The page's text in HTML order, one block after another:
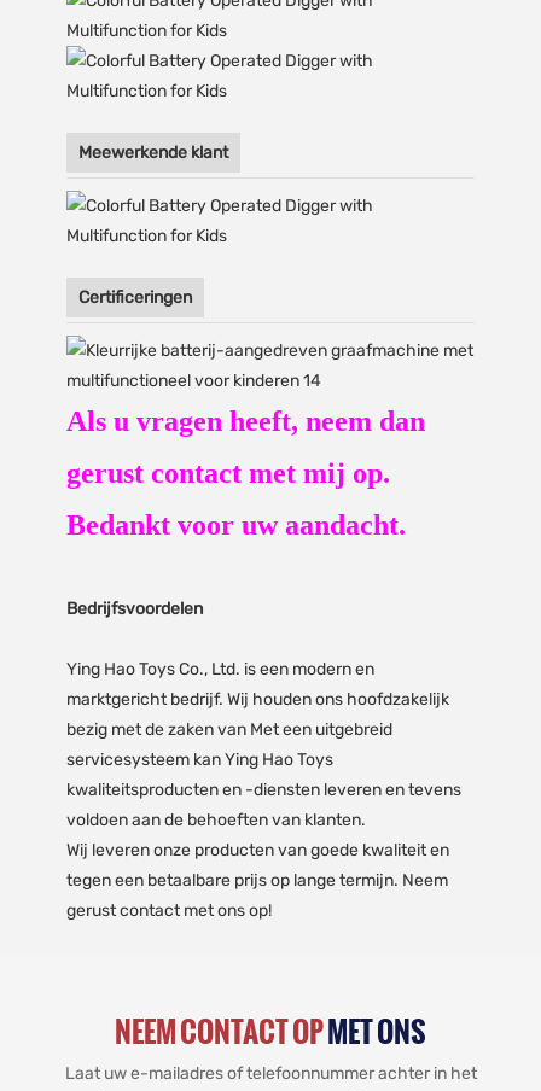
Meewerkende klant
Certificeringen
Als u vragen heeft, neem dan
gerust contact met mij op.
Bedankt voor uw aandacht.
Bedrijfsvoordelen
Ying Hao Toys Co., Ltd. is een modern en
marktgericht bedrijf. Wij houden ons hoofdzakelijk
bezig met de zaken van Met een uitgebreid
servicesysteem kan Ying Hao Toys
kwaliteitsproducten en -diensten leveren en tevens
voldoen aan de behoeften van klanten.
Wij leveren onze producten van goede kwaliteit en
tegen een betaalbare prijs op lange termijn. Neem
gerust contact met ons op!
NEEM CONTACT OPMET ONS
Laat uw e-mailadres of telefoonnummer achter in het